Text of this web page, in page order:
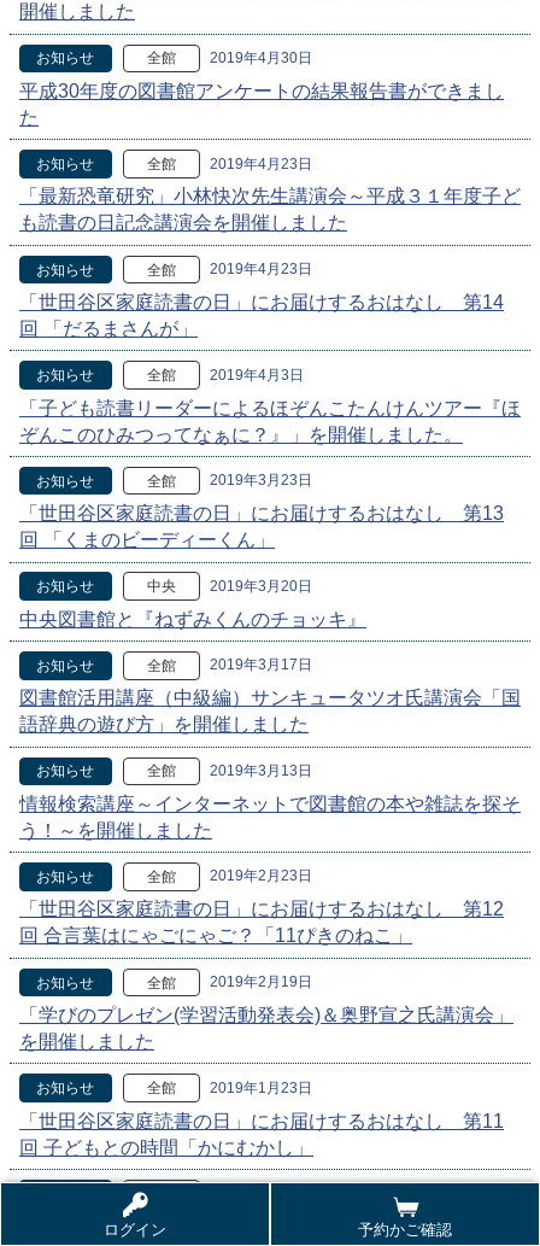
ログイン 予約かご確認
開催しました
お知らせ 全館 2019年4月30日
平成30年度の図書館アンケートの結果報告書ができまし
た
お知らせ 全館 2019年4月23日
「最新恐竜研究」小林快次先生講演会～平成３１年度子ど
も読書の日記念講演会を開催しました
お知らせ 全館 2019年4月23日
「世田谷区家庭読書の日」にお届けするおはなし 第14
回 「だるまさんが」
お知らせ 全館 2019年4月3日
「子ども読書リーダーによるほぞんこたんけんツアー『ほ
ぞんこのひみつってなぁに？』」を開催しました。
お知らせ 全館 2019年3月23日
「世田谷区家庭読書の日」にお届けするおはなし 第13
回 「くまのビーディーくん」
お知らせ 中央 2019年3月20日
中央図書館と『ねずみくんのチョッキ』
お知らせ 全館 2019年3月17日
図書館活用講座（中級編）サンキュータツオ氏講演会「国
語辞典の遊び方」を開催しました
お知らせ 全館 2019年3月13日
情報検索講座～インターネットで図書館の本や雑誌を探そ
う！～を開催しました
お知らせ 全館 2019年2月23日
「世田谷区家庭読書の日」にお届けするおはなし 第12
回 合言葉はにゃごにゃご？「11ぴきのねこ」
お知らせ 全館 2019年2月19日
「学びのプレゼン(学習活動発表会)＆奥野宣之氏講演会」
を開催しました
お知らせ 全館 2019年1月23日
「世田谷区家庭読書の日」にお届けするおはなし 第11
回 子どもとの時間「かにむかし」
全館
「世田谷区家庭読書の日」にお届けするおはなし 第10